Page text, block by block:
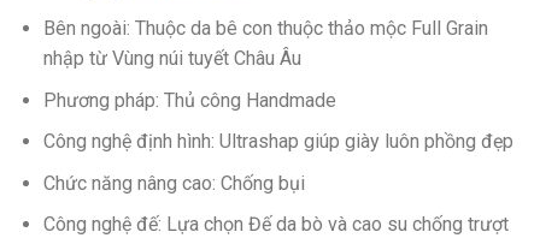
Bên ngoài: Thuộc da bê con thuộc thảo mộc Full Grain
nhập từ Vùng núi tuyết Châu Âu
Phương pháp: Thủ công Handmade
Công nghệ định hình: Ultrashap giúp giày luôn phồng đẹp
Chức năng nâng cao: Chống bụi
Công nghệ đế: Lựa chọn Đế da bò và cao su chống trượt